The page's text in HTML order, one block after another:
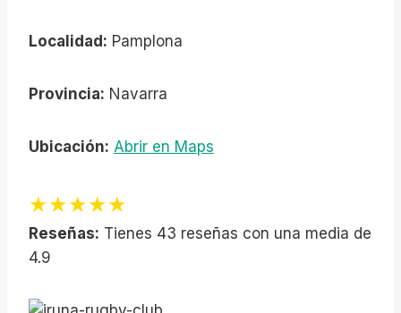
Localidad: Pamplona
Provincia: Navarra
Ubicación: Abrir en Maps
★★★★★
Reseñas: Tienes 43 reseñas con una media de
4.9